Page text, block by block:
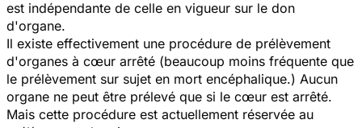
est indépendante de celle en vigueur sur le don
d'organe.
Il existe effectivement une procédure de prélèvement
d'organes à cœur arrêté (beaucoup moins fréquente que
le prélèvement sur sujet en mort encéphalique.) Aucun
organe ne peut être prélevé que si le cœur est arrêté.
Mais cette procédure est actuellement réservée au